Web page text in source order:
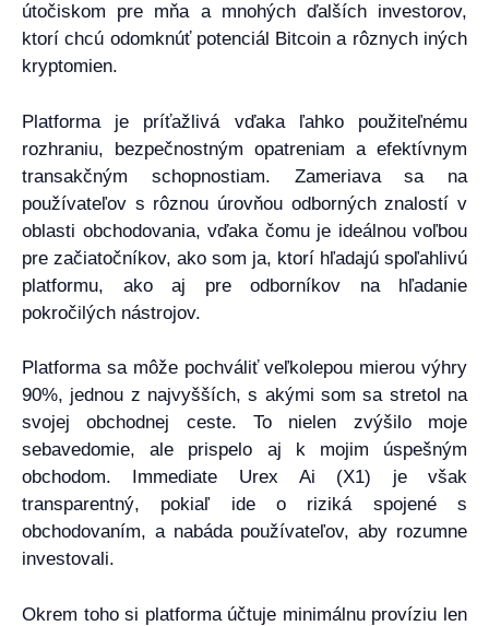
útočiskom pre mňa a mnohých ďalších investorov,
ktorí chcú odomknúť potenciál Bitcoin a rôznych iných
kryptomien.
Platforma je príťažlivá vďaka ľahko použiteľnému
rozhraniu, bezpečnostným opatreniam a efektívnym
transakčným schopnostiam. Zameriava sa na
používateľov s rôznou úrovňou odborných znalostí v
oblasti obchodovania, vďaka čomu je ideálnou voľbou
pre začiatočníkov, ako som ja, ktorí hľadajú spoľahlivú
platformu, ako aj pre odborníkov na hľadanie
pokročilých nástrojov.
Platforma sa môže pochváliť veľkolepou mierou výhry
90%, jednou z najvyšších, s akými som sa stretol na
svojej obchodnej ceste. To nielen zvýšilo moje
sebavedomie, ale prispelo aj k mojim úspešným
obchodom. Immediate Urex Ai (X1) je však
transparentný, pokiaľ ide o riziká spojené s
obchodovaním, a nabáda používateľov, aby rozumne
investovali.
Okrem toho si platforma účtuje minimálnu províziu len